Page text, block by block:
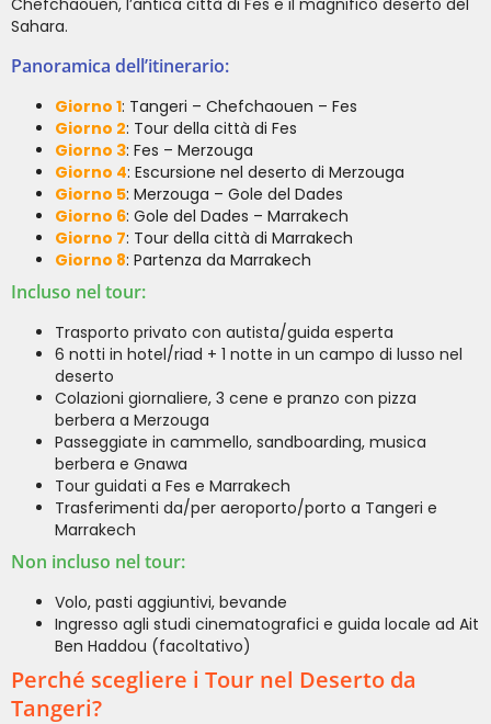
Chefchaouen, l’antica città di Fes e il magnifico deserto del
Sahara.
Panoramica dell’itinerario:
Giorno 1: Tangeri – Chefchaouen – Fes
Giorno 2: Tour della città di Fes
Giorno 3: Fes – Merzouga
Giorno 4: Escursione nel deserto di Merzouga
Giorno 5: Merzouga – Gole del Dades
Giorno 6: Gole del Dades – Marrakech
Giorno 7: Tour della città di Marrakech
Giorno 8: Partenza da Marrakech
Incluso nel tour:
Trasporto privato con autista/guida esperta
6 notti in hotel/riad + 1 notte in un campo di lusso nel
deserto
Colazioni giornaliere, 3 cene e pranzo con pizza
berbera a Merzouga
Passeggiate in cammello, sandboarding, musica
berbera e Gnawa
Tour guidati a Fes e Marrakech
Trasferimenti da/per aeroporto/porto a Tangeri e
Marrakech
Non incluso nel tour:
Volo, pasti aggiuntivi, bevande
Ingresso agli studi cinematografici e guida locale ad Ait
Ben Haddou (facoltativo)
Perché scegliere i Tour nel Deserto da
Tangeri?